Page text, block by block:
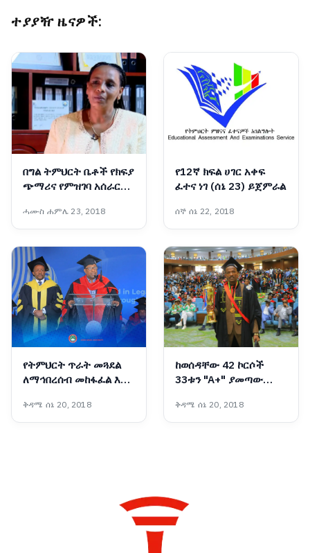
ተያያዥ ዜናዎች:
በግል ትምህርት ቤቶች የክፍያ
ጭማሪና የምዝገባ አሰራር
ነው፡- የአዲስ አበባ
ትምህርትና ሥልጠና ቁጥጥር
ባለስልጣን
ሓሙስ ሐምሌ 23, 2018
የ12ኛ ክፍል ሀገር አቀፍ
ፈተና ነገ (ሰኔ 23) ይጀምራል
ሰኞ ሰኔ 22, 2018
የትምህርት ጥራት መጓደል
ለማኅበረሰብ መከፋፈል እና
መንስዔ ነው - ፕሮፌሰር
ብርሃኑ ነጋ
ቅዳሜ ሰኔ 20, 2018
ከወሰዳቸው 42 ኮርሶች
33ቱን "A+" ያመጣው
ቅዳሜ ሰኔ 20, 2018